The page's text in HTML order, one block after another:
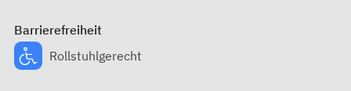
Barrierefreiheit
Rollstuhlgerecht